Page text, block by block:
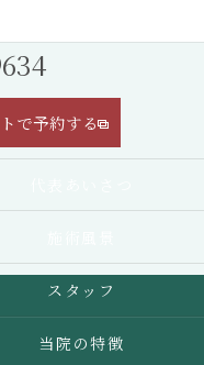
で予約する
スタッフ
当院の特徴